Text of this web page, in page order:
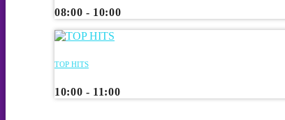
08:00 - 10:00
TOP HITS
10:00 - 11:00